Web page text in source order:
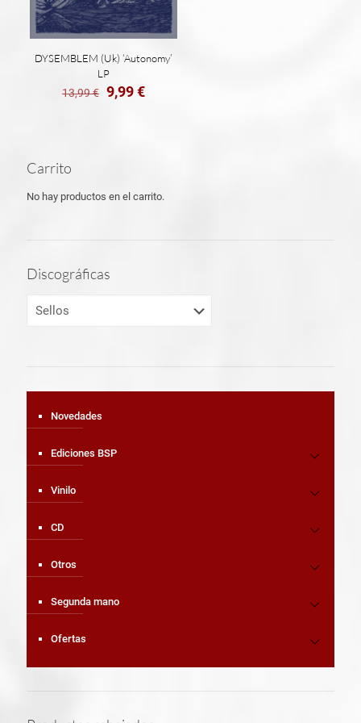
DYSEMBLEM (Uk) ‘Autonomy’
LP
13,99€ El
9,99€El
Carrito
No hay productos en el carrito.
Discográficas
Novedades
Ediciones BSP
Vinilo
CD
Otros
Segunda mano
Ofertas